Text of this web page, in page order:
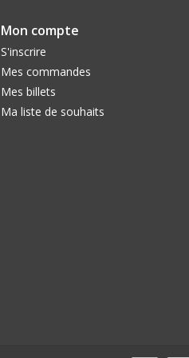
Mon compte
S'inscrire
Mes commandes
Mes billets
Ma liste de souhaits